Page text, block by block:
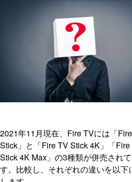
2021年11月現在、Fire TVには「
Stick」と「Fire TV Stick 4K」「
Stick 4K Max」の3種類が併売されて
す。比較し、それぞれの違いを以下